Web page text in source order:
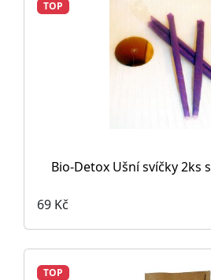
TOP
Bio-Detox Ušní svíčky 2ks
69 Kč
TOP